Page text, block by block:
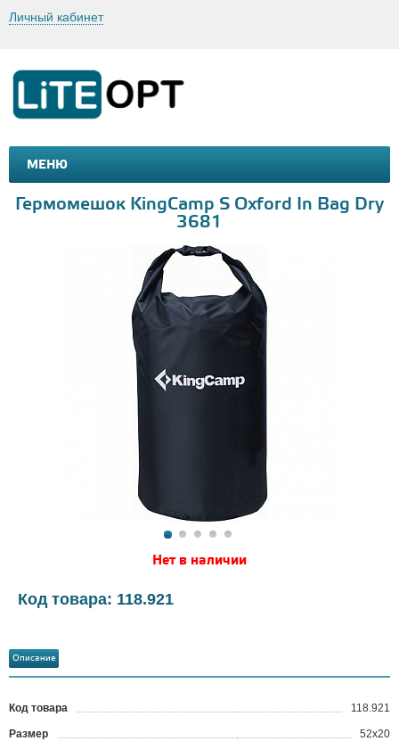
Личный кабинет
МЕНЮ
МАШИНКИ И МОТОЦИКЛЫ
Гермомешок KingCamp S Oxford In Bag Dry
3681
Нет в наличии
Код товара: 118.921
Описание
Код товара 118.921
Размер 52x20